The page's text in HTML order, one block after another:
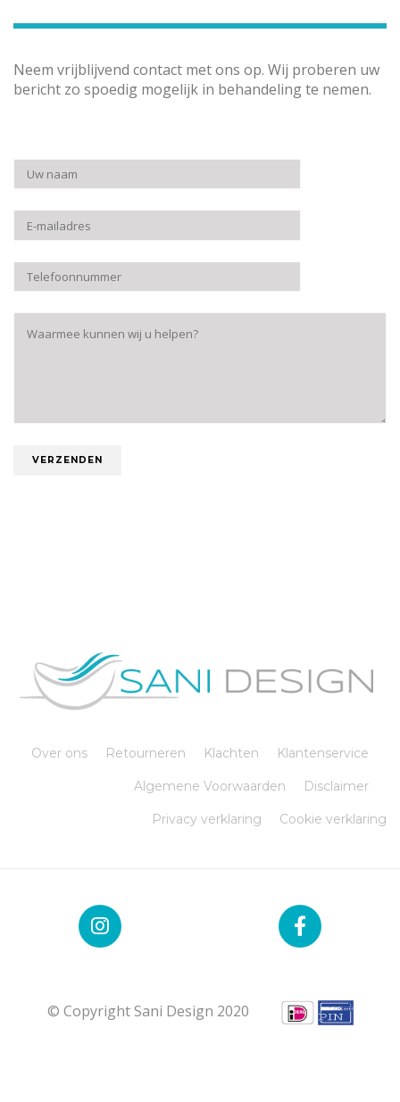
Neem vrijblijvend contact met ons op. Wij proberen uw
bericht zo spoedig mogelijk in behandeling te nemen.
Over ons Retourneren Klachten Klantenservice
Algemene Voorwaarden Disclaimer
Privacy verklaring Cookie verklaring
© Copyright Sani Design 2020